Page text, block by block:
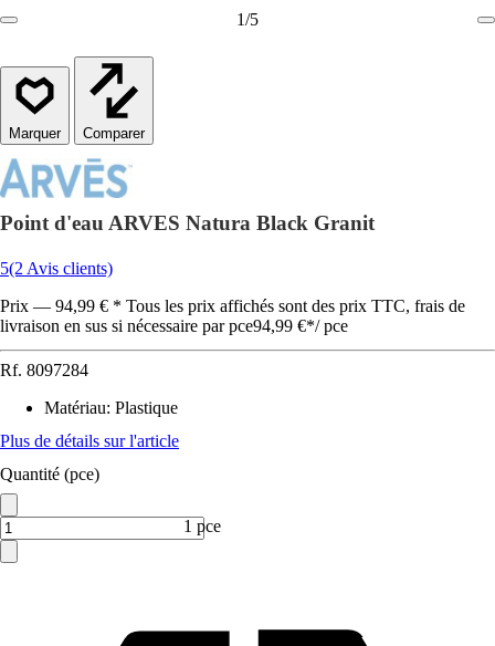
1/5
Comparer
Point d'eau ARVES Natura Black Granit
5(2 Avis clients)
Prix — 94,99 € * Tous les prix affichés sont des prix TTC, frais de
livraison en sus si nécessaire par pce94,99 €*/ pce
Rf. 8097284
Matériau: Plastique
Plus de détails sur l'article
Quantité (pce)
1 pce